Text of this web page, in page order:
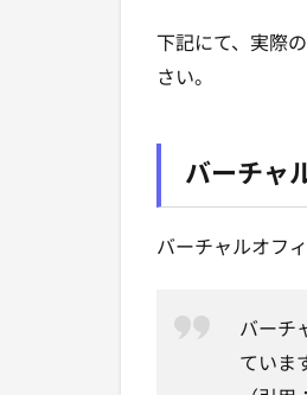
下記にて、実際
さい。
バーチャ
バーチャルオフ
バーチ
ていま